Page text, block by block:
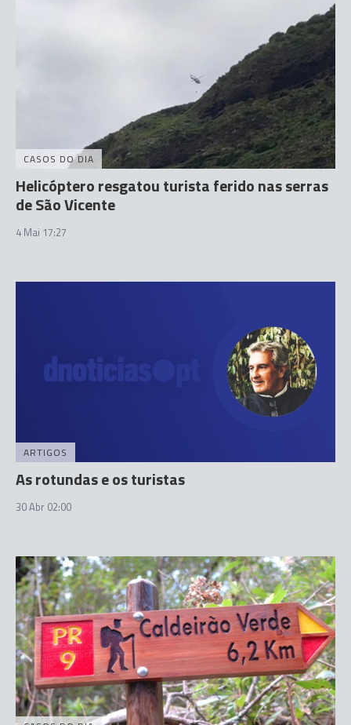
CASOS DO DIA
Helicóptero resgatou turista ferido nas serras
de São Vicente
4 Mai 17:27
ARTIGOS
As rotundas e os turistas
30 Abr 02:00